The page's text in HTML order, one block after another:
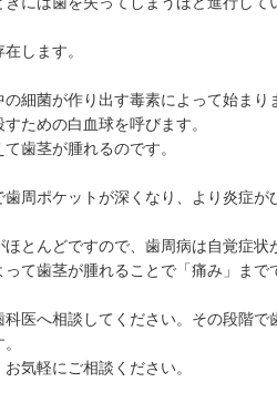
します。
細菌が作り出す毒素によって始まり
ための白血球を呼びます。
歯茎が腫れるのです。
周ポケットが深くなり、より炎症が
とんどですので、歯周病は自覚症状
て歯茎が腫れることで「痛み」ま
医へ相談してください。その段階
気軽にご相談ください。